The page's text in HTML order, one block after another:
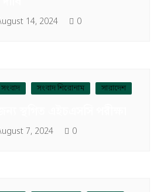
14, 2024 0
সংবাদ শিরোনাম সারাদেশ
7, 2024 0